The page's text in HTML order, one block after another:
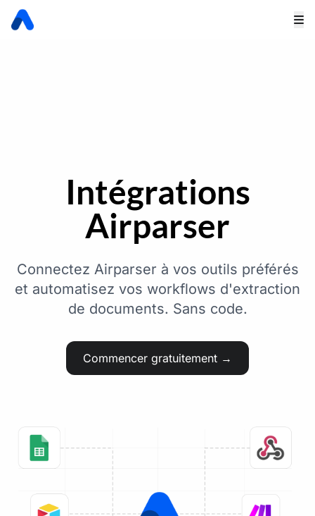
Intégrations
Airparser
Connectez Airparser à vos outils préférés
et automatisez vos workflows d'extraction
de documents. Sans code.
Commencer gratuitement →